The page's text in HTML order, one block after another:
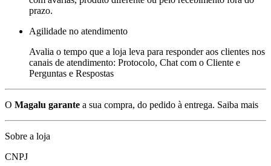
prazo.
Agilidade no atendimento
Avalia o tempo que a loja leva para responder aos clientes nos
canais de atendimento: Protocolo, Chat com o Cliente e
Perguntas e Respostas
O Magalu garante a sua compra, do pedido à entrega. Saiba mais
Sobre a loja
CNPJ